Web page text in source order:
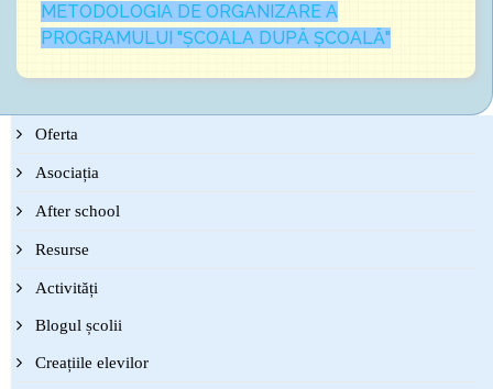
METODOLOGIA DE ORGANIZARE A
PROGRAMULUI "ȘCOALA DUPĂ ȘCOALĂ"
Oferta
Asociația
After school
Resurse
Activități
Blogul școlii
Creațiile elevilor